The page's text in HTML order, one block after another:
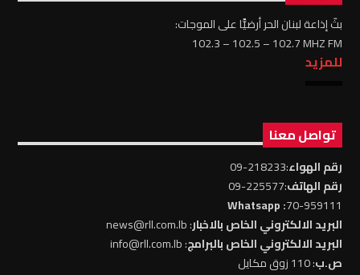
بثّ إذاعة لبنان الحر أرضيًّا على الموجات:
102.3 – 102.5 – 102.7 MHZ FM
للمزيد
تواصل معنا
رقم الهواء:218233-09
رقم الهاتف:225577-09
70-959111
: Whatsapp
البريد الالكتروني الخاص بالاخبار: news@rll.com.lb
البريد الالكتروني الخاص بالبرامج: info@rll.com.lb
ص.ب: 110 زوق مكايل